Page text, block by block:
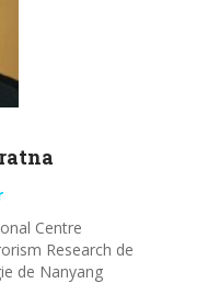
Centre
Research de
de Nanyang